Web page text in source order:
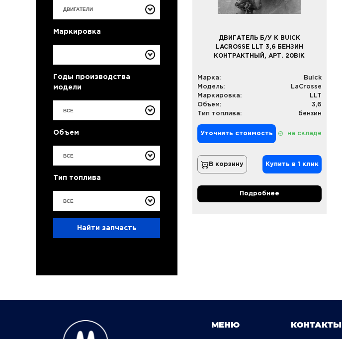
Маркировка
Годы производства
модели
ВСЕ
Объем
ВСЕ
Тип топлива
ВСЕ
Найти запчасть
ДВИГАТЕЛЬ Б/У К BUICK
LACROSSE LLT 3,6 БЕНЗИН
КОНТРАКТНЫЙ, АРТ. 20BIK
Марка:
Buick
Модель:
LaCrosse
Маркировка:
LLT
Объем:
3,6
Тип топлива:
бензин
Уточнить стоимость на складе
В корзину Купить в 1 клик
Подробнее
МЕНЮ КОНТАКТЫ